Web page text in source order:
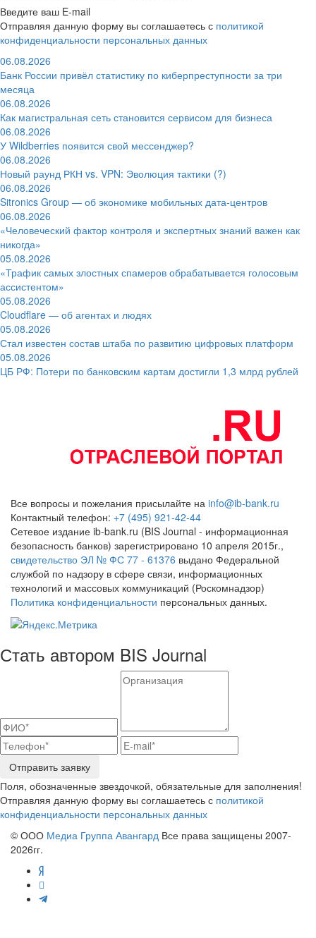
Введите ваш E-mail
Отправляя данную форму вы соглашаетесь с политикой
конфиденциальности персональных данных
06.08.2026
Банк России привёл статистику по киберпреступности за три
месяца
06.08.2026
Как магистральная сеть становится сервисом для бизнеса
06.08.2026
У Wildberries появится свой мессенджер?
06.08.2026
Новый раунд РКН vs. VPN: Эволюция тактики (?)
06.08.2026
Sitronics Group — об экономике мобильных дата-центров
06.08.2026
«Человеческий фактор контроля и экспертных знаний важен как
никогда»
05.08.2026
«Трафик самых злостных спамеров обрабатывается голосовым
ассистентом»
05.08.2026
Cloudflare — об агентах и людях
05.08.2026
Стал известен состав штаба по развитию цифровых платформ
05.08.2026
ЦБ РФ: Потери по банковским картам достигли 1,3 млрд рублей
Все вопросы и пожелания присылайте на info@ib-bank.ru
Контактный телефон: +7 (495) 921-42-44
Сетевое издание ib-bank.ru (BIS Journal - информационная
безопасность банков) зарегистрировано 10 апреля 2015г.,
свидетельство ЭЛ № ФС 77 - 61376 выдано Федеральной
службой по надзору в сфере связи, информационных
технологий и массовых коммуникаций (Роскомнадзор)
Политика конфиденциальности персональных данных.
Стать автором BIS Journal
Отправить заявку
Поля, обозначенные звездочкой, обязательные для заполнения!
Отправляя данную форму вы соглашаетесь с политикой
конфиденциальности персональных данных
© ООО Медиа Группа Авангард Все права защищены 2007-
2026гг.